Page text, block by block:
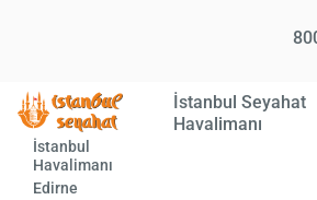
İstanbul Seyahat
Havalimanı
İstanbul
Havalimanı
Edirne